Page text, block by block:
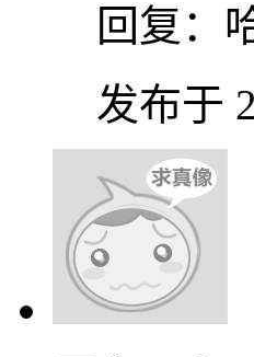
回复：
发布于